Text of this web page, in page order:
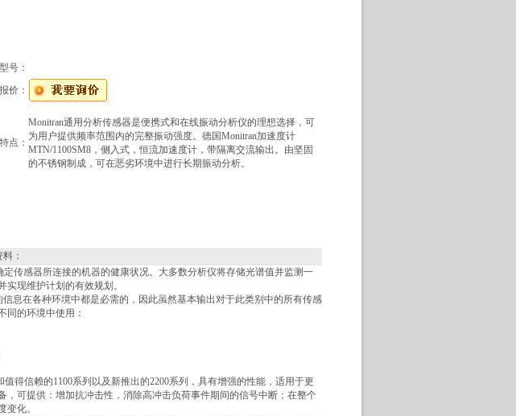
号：
价：
点：
Monitran通用分析传感器是便携式和在线振动分析仪的理想选择，可
为用户提供频率范围内的完整振动强度。德国Monitran加速度计
MTN/1100SM8，侧入式，恒流加速度计，带隔离交流输出。由坚固
的不锈钢制成，可在恶劣环境中进行长期振动分析。
：
传感器所连接的机器的健康状况。大多数分析仪将存储光谱值并监测一
现维护计划的有效规划。
信息在各种环境中都是必需的，因此虽然基本输出对于此类别中的所有传感
同的环境中使用：
得信赖的1100系列以及新推出的2200系列，具有增强的性能，适用于更
，可提供：增加抗冲击性，消除高冲击负荷事件期间的信号中断；在整个
变化。